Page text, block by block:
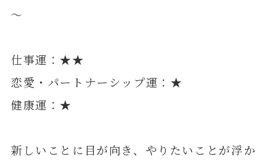
～
仕事運：★★
恋愛・パートナーシップ運：★
健康運：★
新しいことに目が向き、やりたいことが浮か